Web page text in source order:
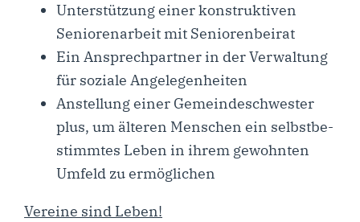
Unter­stüt­zung einer kon­struk­ti­ven
Senio­ren­ar­beit mit Seniorenbeirat
Ein Ansprech­part­ner in der Ver­wal­tung
für sozia­le Angelegenheiten
Anstel­lung einer Gemein­de­schwes­ter
plus, um älte­ren Men­schen ein selbst­be­
stimm­tes Leben in ihrem gewohn­ten
Umfeld zu ermöglichen
Ver­ei­ne sind Leben!